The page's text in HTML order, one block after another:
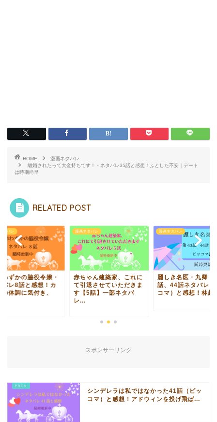
HOME
漫画ネタバレ
離婚されたって大金持ちです！・ネタバレ35話と感想！ふとした不安｜デート
は時期尚早
RELATED POST
タバレ
わずかの脇役令嬢・
バレ8話と感想！カ
の体調に気付き、
漫画ネタバレ
赤ちゃん建築家、これに
て引退させていただきま
す【5話】一部ネタバ
レ...
漫画ネタバレ
麗しき名医・九卿 43
話、44話ネタバレ（
コマ）と感想！林越
スポンサーリンク
シンデレラは私ではなかった41話（ピッ
コマ）と感想！アドウィンを投げ飛ば...